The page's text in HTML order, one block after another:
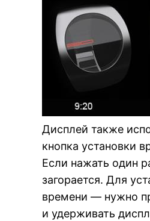
Дисплей также
кнопка установки
Если нажать один
загорается. Для
времени — нужно
и удерживать